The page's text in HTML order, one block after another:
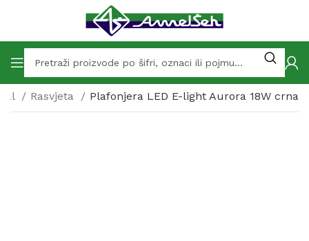
Rasvjeta Plafonjera LED E-light Aurora 18W crna